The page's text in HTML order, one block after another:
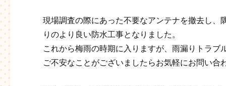
現場調査の際にあった不要なアンテナを撤去し
りのより良い防水工事となりました。
これから梅雨の時期に入りますが、雨漏りトラ
ご不安なことがございましたらお気軽にお問い合